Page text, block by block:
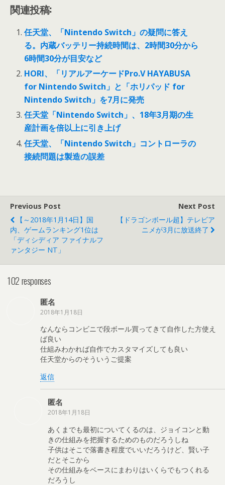
関連投稿:
任天堂、「Nintendo Switch」の疑問に答え
る。内蔵バッテリー持続時間は、2時間30分から
6時間30分が目安など
HORI、「リアルアーケードPro.V HAYABUSA
for Nintendo Switch」と「ホリパッド for
Nintendo Switch」を7月に発売
任天堂「Nintendo Switch」、18年3月期の生
産計画を倍以上に引き上げ
任天堂、「Nintendo Switch」コントローラの
接続問題は製造の誤差
Previous Post
【～2018年1月14日】国
内、ゲームランキング1位は
「ディシディア ファイナルフ
ァンタジー NT」
Next Post
【ドラゴンボール超】テレビア
ニメが3月に放送終了
102 responses
匿名
2018年1月18日
なんならコンビニで段ボール買ってきて自作した方使え
ば良い
仕組みわかれば自作でカスタマイズしても良い
任天堂からのそういうご提案
返信
匿名
2018年1月18日
あくまでも最初についてくるのは、ジョイコンと動
きの仕組みを把握するためのものだろうしね
子供はそこで落書き程度でいいだろうけど、賢い子
だとそこから
その仕組みをベースにまわりはいくらでもつくれる
だろうし